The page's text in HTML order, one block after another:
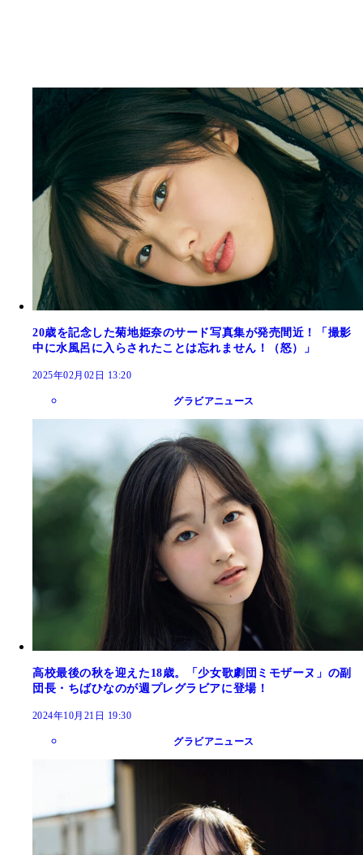
20歳を記念した菊地姫奈のサード写真集が発売間近！「撮影
中に水風呂に入らされたことは忘れません！（怒）」
2025年02月02日 13:20
グラビアニュース
高校最後の秋を迎えた18歳。「少女歌劇団ミモザーヌ」の副
団長・ちばひなのが週プレグラビアに登場！
2024年10月21日 19:30
グラビアニュース